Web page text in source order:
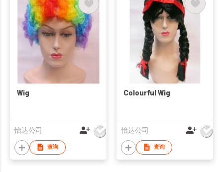
Wig
怡达公司
查询
Colourful Wig
怡达公司
查询